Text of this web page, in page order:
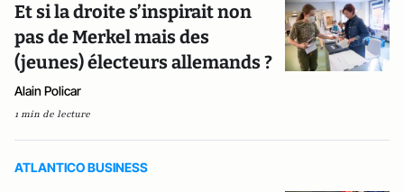
Et si la droite s’inspirait non
pas de Merkel mais des
(jeunes) électeurs allemands ?
Alain Policar
1 min de lecture
ATLANTICO BUSINESS